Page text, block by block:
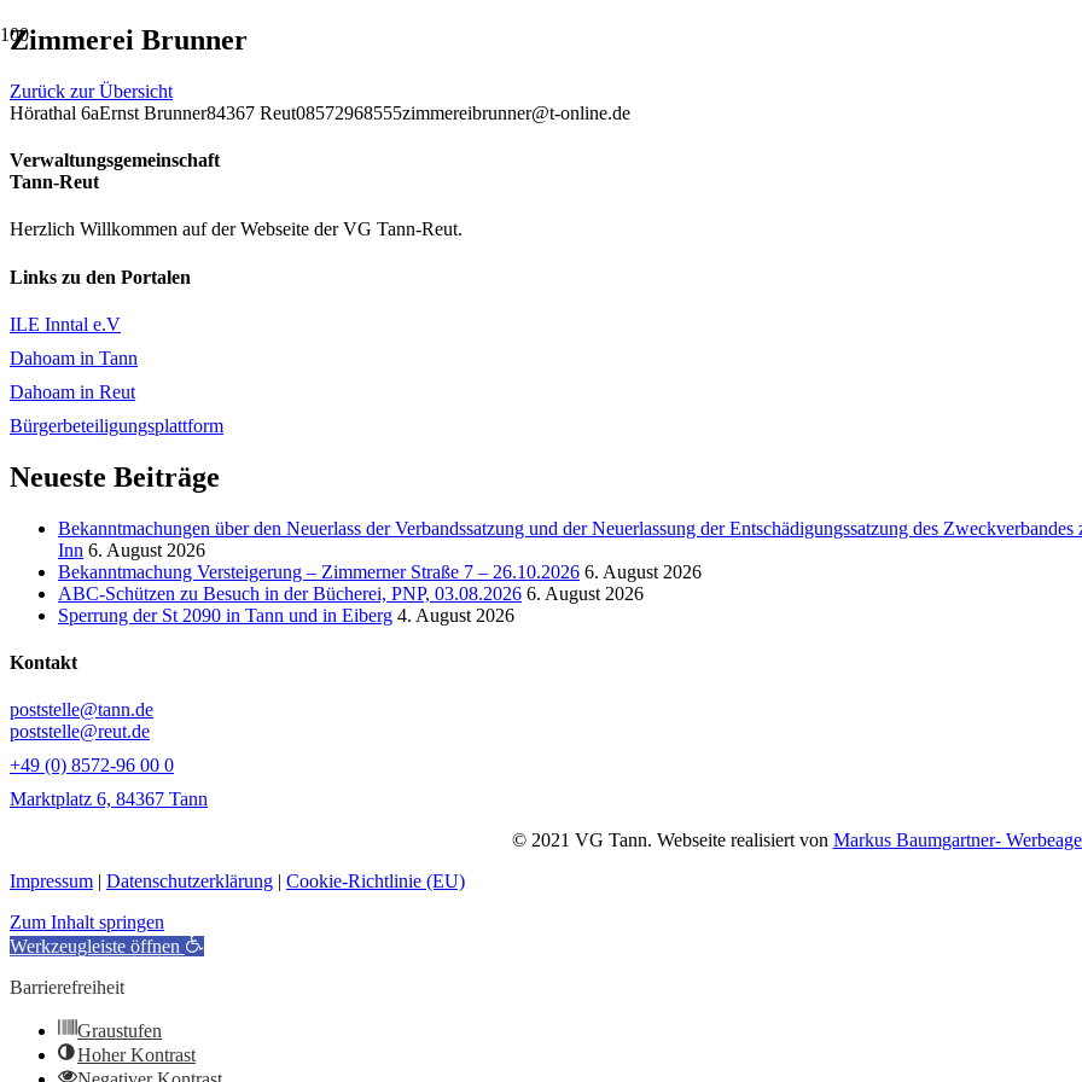
Zimmerei Brunner
Zurück zur Übersicht
Hörathal 6aErnst Brunner84367 Reut08572968555zimmereibrunner@t-online.de
Verwaltungsgemeinschaft
Tann-Reut
Herzlich Willkommen auf der Webseite der VG Tann-Reut.
Links zu den Portalen
ILE Inntal e.V
Dahoam in Tann
Dahoam in Reut
Bürgerbeteiligungsplattform
Neueste Beiträge
Bekanntmachungen über den Neuerlass der Verbandssatzung und der Neuerlassung der Entschädigungssatzung des
Inn 6. August 2026
Bekanntmachung Versteigerung – Zimmerner Straße 7 – 26.10.2026 6. August 2026
ABC-Schützen zu Besuch in der Bücherei, PNP, 03.08.2026 6. August 2026
Sperrung der St 2090 in Tann und in Eiberg 4. August 2026
Kontakt
poststelle@tann.de
poststelle@reut.de
+49 (0) 8572-96 00 0
Marktplatz 6, 84367 Tann
© 2021 VG Tann. Webseite realisiert von Markus Baumgartner-
Impressum | Datenschutzerklärung | Cookie-Richtlinie (EU)
Zum Inhalt springen
Werkzeugleiste öffnen
Barrierefreiheit
Graustufen
Hoher Kontrast